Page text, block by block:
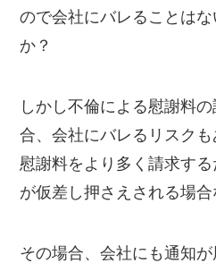
ので会社にバレることは
か？
しかし不倫による慰謝料
合、会社にバレるリスクも
慰謝料をより多く請求す
が仮差し押さえされる場合
その場合、会社にも通知